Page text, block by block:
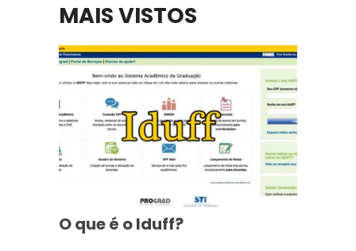
MAIS VISTOS
O que é o Iduff?